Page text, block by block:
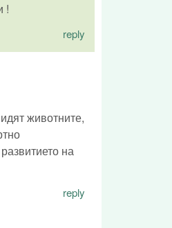
!
reply
животните,
на
reply